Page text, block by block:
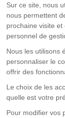
Sur ce site, nous
nous permettent
prochaine visite et
personnel de
Nous les utilisons
personnaliser le
offrir des
Le choix de les
quelle est votre
Pour modifier vos